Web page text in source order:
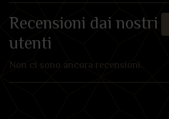
Recensioni dai nostri
utenti
Non ci sono ancora recensioni.